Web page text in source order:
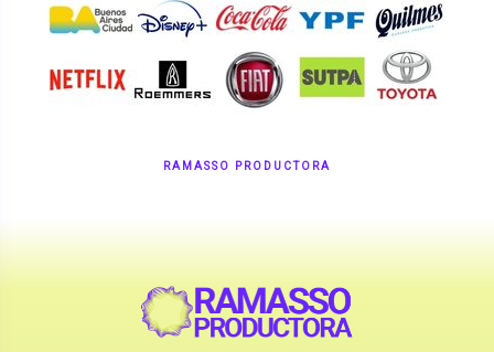
RAMASSO PRODUCTORA